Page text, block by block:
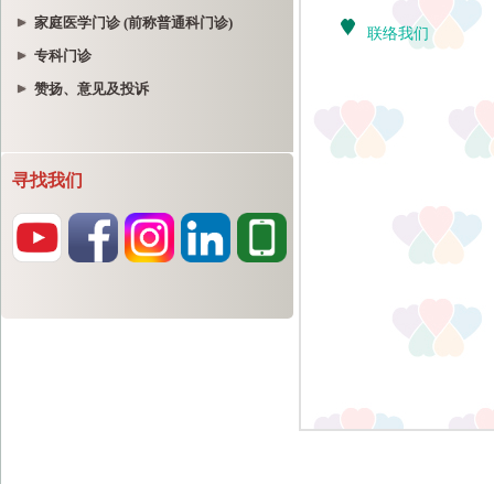
家庭医学门诊 (前称普通科门诊)
专科门诊
赞扬、意见及投诉
寻找我们